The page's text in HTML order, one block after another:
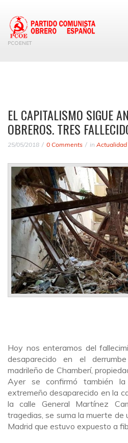
PCOENET
EL CAPITALISMO SIGUE
OBREROS. TRES
25/05/2018 0 Comments in
Hoy nos enteramos del
desaparecido en el
madrileño de Chamberí,
Ayerse confirmó también la
extremeño desaparecido en la
la calle General Martínez
tragedias, se suma la muerte
Madrid que estuvo expuesto a